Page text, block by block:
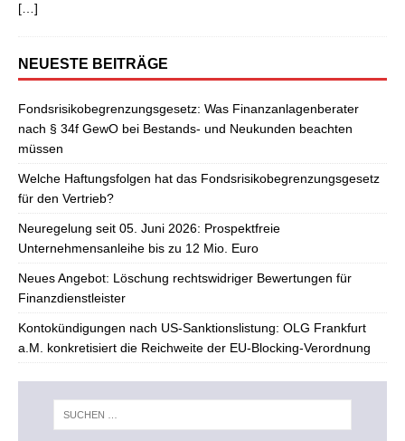
[…]
NEUESTE BEITRÄGE
Fondsrisikobegrenzungsgesetz: Was Finanzanlagenberater
nach § 34f GewO bei Bestands- und Neukunden beachten
müssen
Welche Haftungsfolgen hat das Fondsrisikobegrenzungsgesetz
für den Vertrieb?
Neuregelung seit 05. Juni 2026: Prospektfreie
Unternehmensanleihe bis zu 12 Mio. Euro
Neues Angebot: Löschung rechtswidriger Bewertungen für
Finanzdienstleister
Kontokündigungen nach US-Sanktionslistung: OLG Frankfurt
a.M. konkretisiert die Reichweite der EU-Blocking-Verordnung